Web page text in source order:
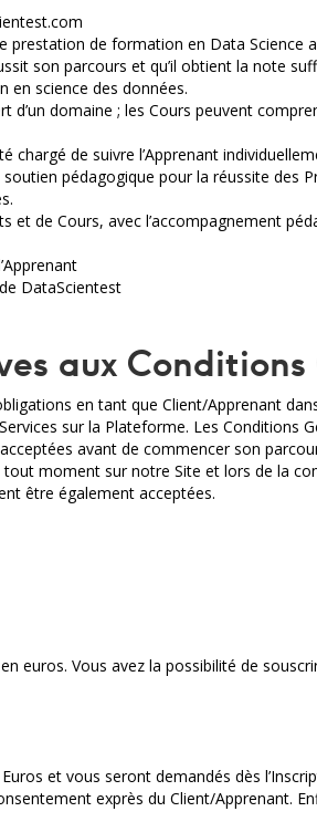
prestation de formation en Data Science
son parcours et qu’il obtient la note
en science des données.
domaine ; les Cours peuvent
chargé de suivre l’Apprenant
pédagogique pour la réussite des
de Cours, avec l’accompagnement
DataScientest
aux
en tant que Client/Apprenant
sur la Plateforme. Les Conditions
avant de commencer son
moment sur notre Site et lors de la
être également acceptées.
euros. Vous avez la possibilité de
et vous seront demandés dès
exprès du Client/Apprenant.